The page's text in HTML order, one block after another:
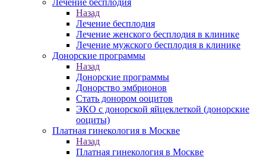
Лечение бесплодия
Назад
Лечение бесплодия
Лечение женского бесплодия в клинике
Лечение мужского бесплодия в клинике
Донорские программы
Назад
Донорские программы
Донорство эмбрионов
Стать донором ооцитов
ЭКО с донорской яйцеклеткой (донорские
ооциты)
Платная гинекология в Москве
Назад
Платная гинекология в Москве